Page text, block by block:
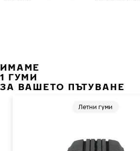
ИМАМЕ
1 ГУМИ
ЗА ВАШЕТО ПЪТУВАНЕ
Летни гуми